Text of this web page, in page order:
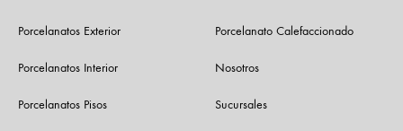
Porcelanatos Exterior
Porcelanatos Interior
Porcelanatos Pisos
Porcelanato Calefaccionado
Nosotros
Sucursales